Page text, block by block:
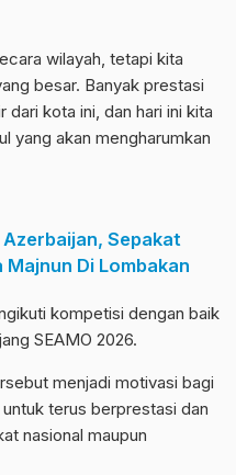
wilayah, tetapi kita
besar. Banyak prestasi
dari kota ini, dan hari ini kita
yang akan mengharumkan
Sepakat
Majnun Di Lombakan
kompetisi dengan baik
SEAMO 2026.
menjadi motivasi bagi
terus berprestasi dan
nasional maupun